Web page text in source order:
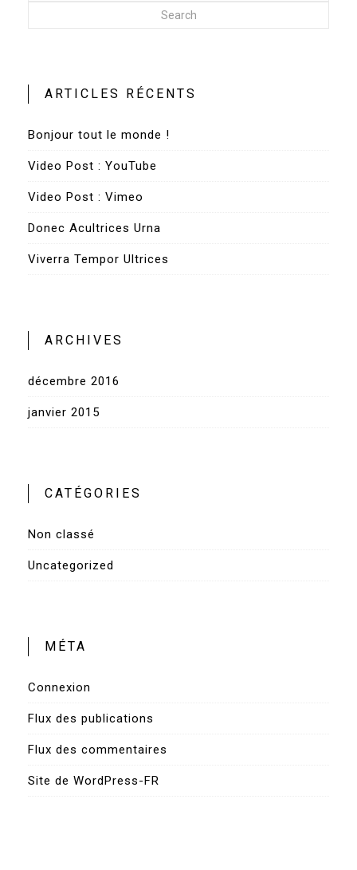
Search
ARTICLES RÉCENTS
Bonjour tout le monde !
Video Post : YouTube
Video Post : Vimeo
Donec Acultrices Urna
Viverra Tempor Ultrices
ARCHIVES
décembre 2016
janvier 2015
CATÉGORIES
Non classé
Uncategorized
MÉTA
Connexion
Flux des publications
Flux des commentaires
Site de WordPress-FR